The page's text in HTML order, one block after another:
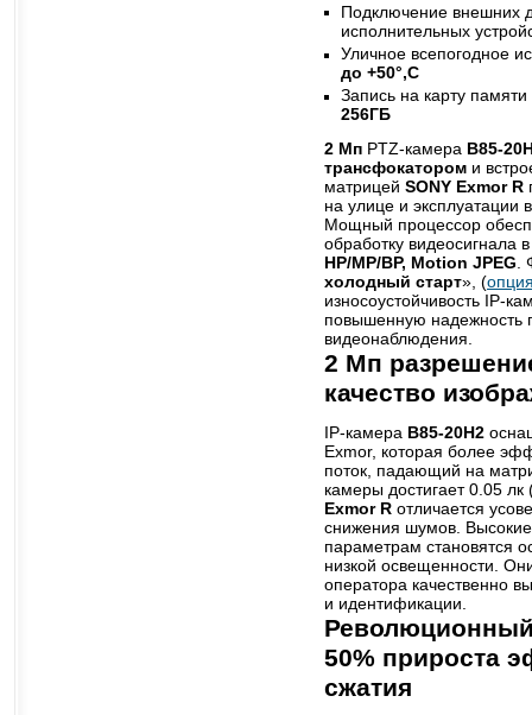
Подключение внешних
исполнительных
Уличное всепогодное
до +50°,C
Запись на карту памяти
256ГБ
2 Мп PTZ-камера B85-
трансфокатором и
матрицей SONY Exmor R
на улице и эксплуатации
Мощный процессор
обработку видеосигнала
HP/MP/BP, Motion JPEG
холодный старт», (
износоустойчивость IP-
повышенную надежность
видеонаблюдения.
2 Мп
качество
IP-камера B85-20H2
Exmor, которая более
поток, падающий на
камеры достигает 0.05
Exmor R отличается
снижения шумов.
параметрам становятся
низкой освещенности.
оператора качественно
и идентификации.
50% прироста
сжатия